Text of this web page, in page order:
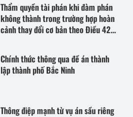
Thẩm quyền tài phán khi đàm phán
không thành trong trường hợp hoàn
cảnh thay đổi cơ bản theo Điều 420
Chính thức thông qua đề án thành
lập thành phố Bắc Ninh
Thông điệp mạnh từ vụ án sầu riêng